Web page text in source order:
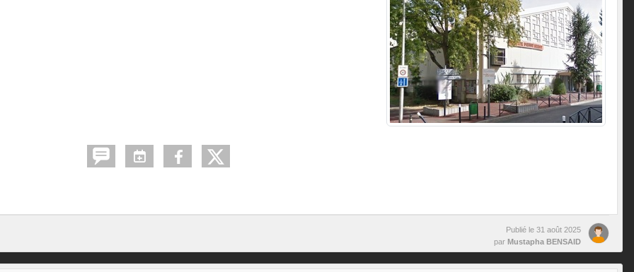
Publié le 31 août 2025
par Mustapha BENSAID